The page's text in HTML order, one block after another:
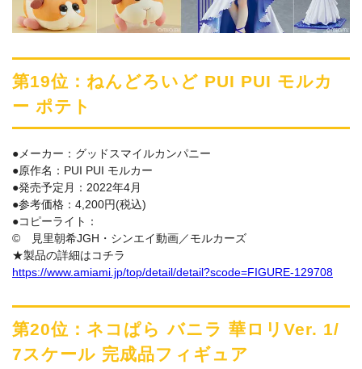
第19位：ねんどろいど PUI PUI モルカ
ー ポテト
●メーカー：グッドスマイルカンパニー
●原作名：PUI PUI モルカー
●発売予定月：2022年4月
●参考価格：4,200円(税込)
●コピーライト：
© 見里朝希JGH・シンエイ動画／モルカーズ
★製品の詳細はコチラ
https://www.amiami.jp/top/detail/detail?scode=FIGURE-129708
第20位：ネコぱら バニラ 華ロリVer. 1/
7スケール 完成品フィギュア